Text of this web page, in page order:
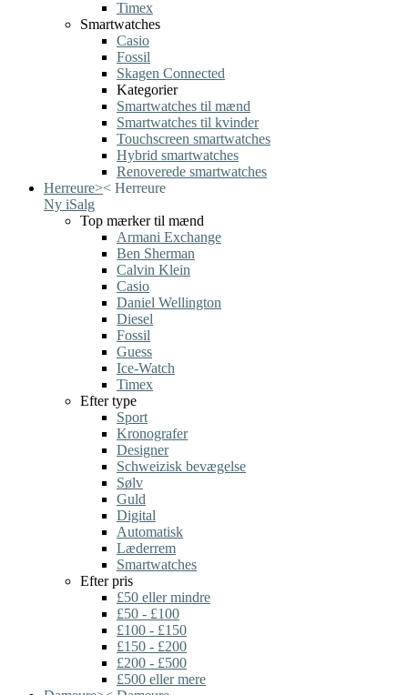
Timex
Smartwatches
Casio
Fossil
Skagen Connected
Kategorier
Smartwatches til mænd
Smartwatches til kvinder
Touchscreen smartwatches
Hybrid smartwatches
Renoverede smartwatches
Herreure>< Herreure
Ny iSalg
Top mærker til mænd
Armani Exchange
Ben Sherman
Calvin Klein
Casio
Daniel Wellington
Diesel
Fossil
Guess
Ice-Watch
Timex
Efter type
Sport
Kronografer
Designer
Schweizisk bevægelse
Sølv
Guld
Digital
Automatisk
Læderrem
Smartwatches
Efter pris
£50 eller mindre
£50 - £100
£100 - £150
£150 - £200
£200 - £500
£500 eller mere